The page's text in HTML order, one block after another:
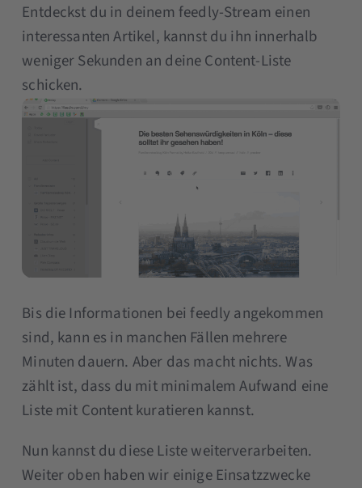
Entdeckst du in deinem feedly-Stream einen
interessanten Artikel, kannst du ihn innerhalb
weniger Sekunden an deine Content-Liste
schicken.
Bis die Informationen bei feedly angekommen
sind, kann es in manchen Fällen mehrere
Minuten dauern. Aber das macht nichts. Was
zählt ist, dass du mit minimalem Aufwand eine
Liste mit Content kuratieren kannst.
Nun kannst du diese Liste weiterverarbeiten.
Weiter oben haben wir einige Einsatzzwecke